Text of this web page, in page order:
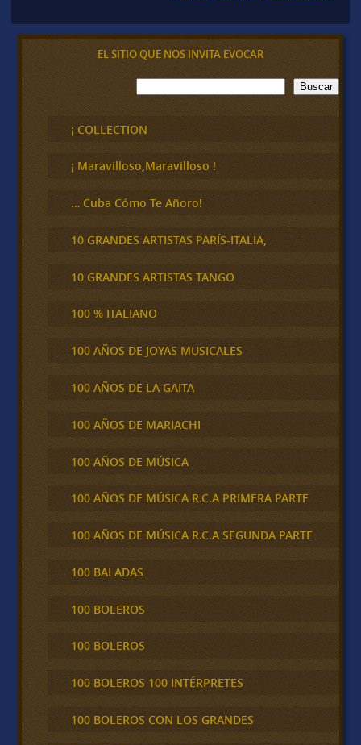
EL SITIO QUE NOS INVITA EVOCAR
B
u
c
a
Buscar
¡ COLLECTION
¡ Maravilloso,Maravilloso !
… Cuba Cómo Te Añoro!
10 GRANDES ARTISTAS PARÍS-ITALIA,
10 GRANDES ARTISTAS TANGO
100 % ITALIANO
100 AÑOS DE JOYAS MUSICALES
100 AÑOS DE LA GAITA
100 AÑOS DE MARIACHI
100 AÑOS DE MÚSICA
100 AÑOS DE MÚSICA R.C.A PRIMERA PARTE
100 AÑOS DE MÚSICA R.C.A SEGUNDA PARTE
100 BALADAS
100 BOLEROS
100 BOLEROS
100 BOLEROS 100 INTÉRPRETES
100 BOLEROS CON LOS GRANDES